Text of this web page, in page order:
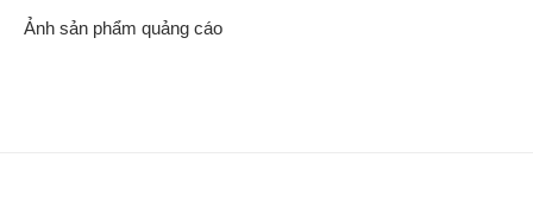
Ảnh sản phẩm quảng cáo